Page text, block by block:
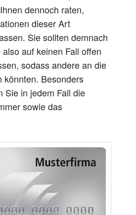
dennoch raten,
dieser Art
Sie sollten demnach
auf keinen Fall offen
sodass andere an die
könnten. Besonders
Sie in jedem Fall die
sowie das